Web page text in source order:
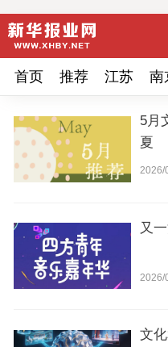
首页 推荐 江苏 南
5月
夏
2026/
又
2026/
文